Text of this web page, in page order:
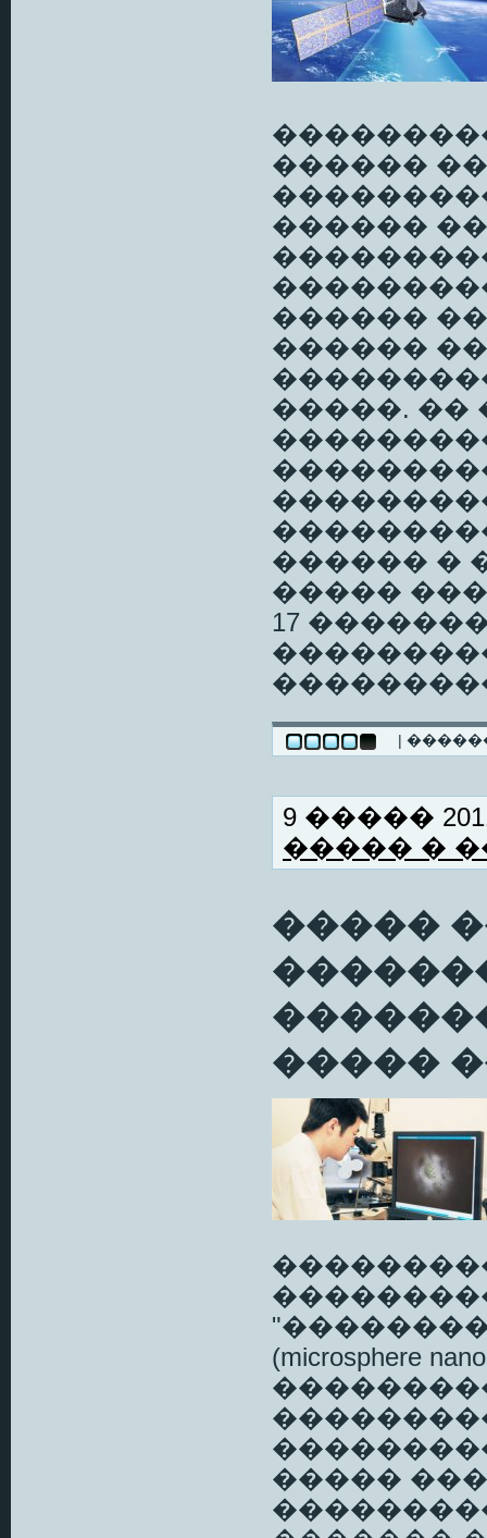
������
������
������
������
�����. ��
������ �
�����
17
|
9 �����
����� �
�����
�����
(microsphere
�����